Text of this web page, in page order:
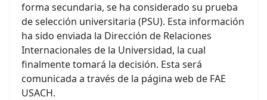
forma secundaria, se ha considerado su prueba
de selección universitaria (PSU). Esta información
ha sido enviada la Dirección de Relaciones
Internacionales de la Universidad, la cual
finalmente tomará la decisión. Esta será
comunicada a través de la página web de FAE
USACH.